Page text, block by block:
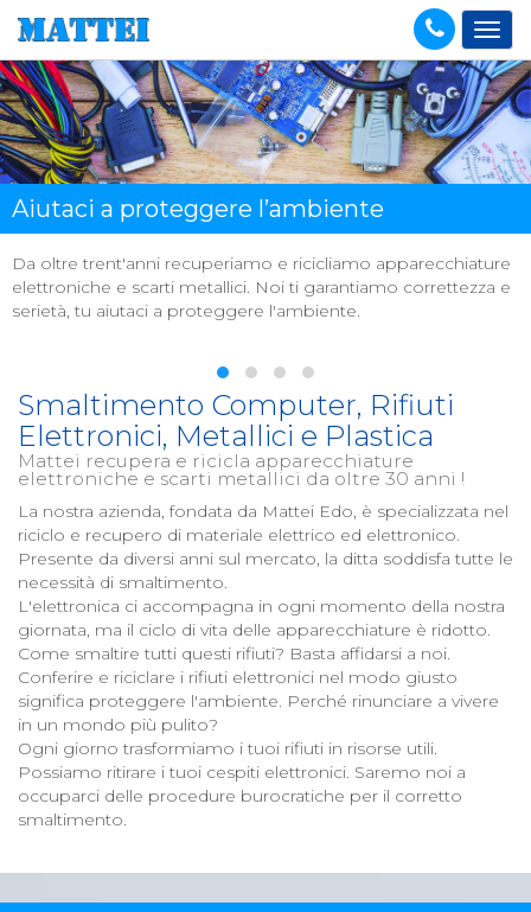
Aiutaci a proteggere l’ambiente
Da oltre trent'anni recuperiamo e ricicliamo apparecchiature
elettroniche e scarti metallici. Noi ti garantiamo correttezza e
serietà, tu aiutaci a proteggere l'ambiente.
Smaltimento Computer, Rifiuti
Elettronici, Metallici e Plastica
Mattei recupera e ricicla apparecchiature
elettroniche e scarti metallici da oltre 30 anni !
La nostra azienda, fondata da Mattei Edo, è specializzata nel
riciclo e recupero di materiale elettrico ed elettronico.
Presente da diversi anni sul mercato, la ditta soddisfa tutte le
necessità di smaltimento.
L'elettronica ci accompagna in ogni momento della nostra
giornata, ma il ciclo di vita delle apparecchiature è ridotto.
Come smaltire tutti questi rifiuti? Basta affidarsi a noi.
Conferire e riciclare i rifiuti elettronici nel modo giusto
significa proteggere l'ambiente. Perché rinunciare a vivere
in un mondo più pulito?
Ogni giorno trasformiamo i tuoi rifiuti in risorse utili.
Possiamo ritirare i tuoi cespiti elettronici. Saremo noi a
occuparci delle procedure burocratiche per il corretto
smaltimento.